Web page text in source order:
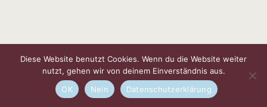
Diese Website benutzt Cookies. Wenn du die Website weiter
nutzt, gehen wir von deinem Einverständnis aus.
OK
Nein Datenschutzerklärung